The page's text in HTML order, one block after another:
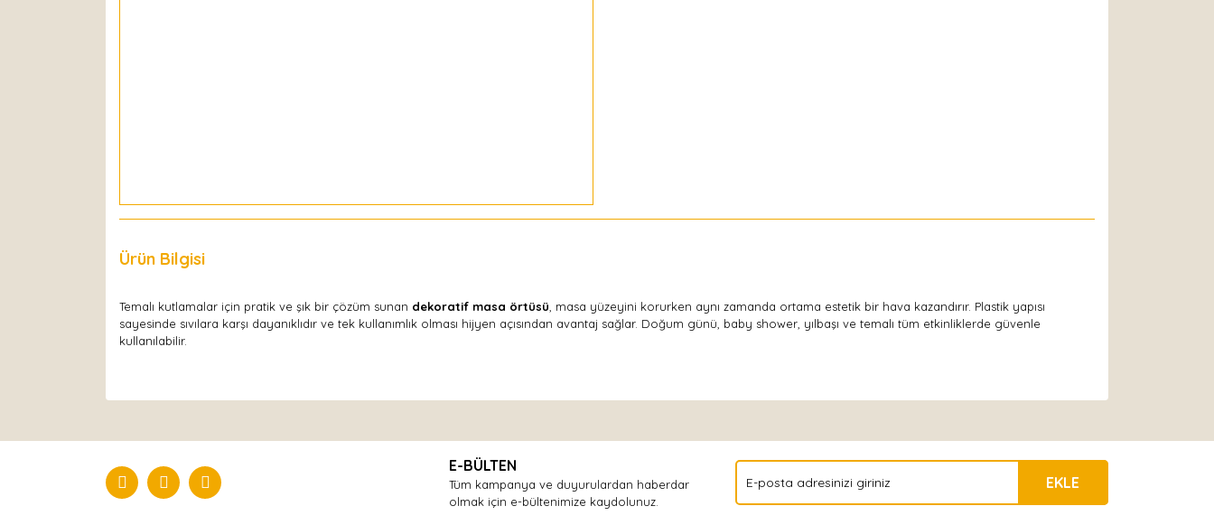
Ürün Bilgisi
Temalı kutlamalar için pratik ve şık bir çözüm sunan dekoratif masa örtüsü , masa yüzeyini korurken aynı zamanda ortama estetik bir hava kazandırır. Plastik yapısı
sayesinde sıvılara karşı dayanıklıdır ve tek kullanımlık olması hijyen açısından avantaj sağlar. Doğum günü, baby shower, yılbaşı ve temalı tüm etkinliklerde güvenle
kullanılabilir.
Yorum Yaz
E-BÜLTEN
Tüm kampanya ve duyurulardan haberdar
olmak için e-bültenimize kaydolunuz.
EKLE